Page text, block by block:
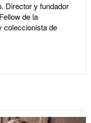
Director y fundador
de la
coleccionista de